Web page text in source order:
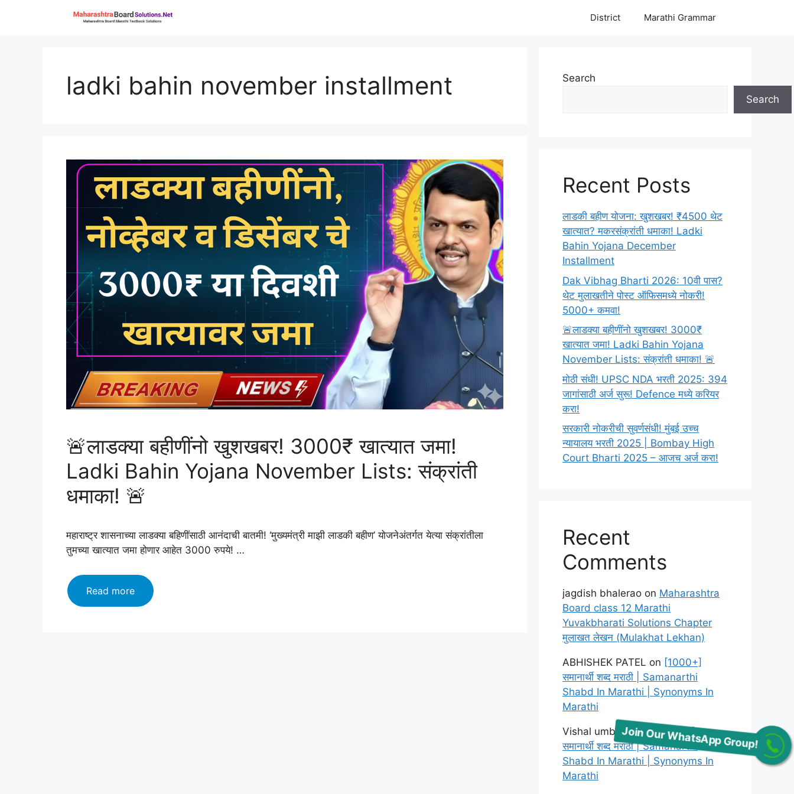
District Marathi Grammar
ladki bahin november installment
🚨लाडक्या बहीणींनो खुशखबर! 3000₹ खात्यात जमा!
Ladki Bahin Yojana November Lists: संक्रांती
धमाका! 🚨
महाराष्ट्र शासनाच्या लाडक्या बहिणींसाठी आनंदाची बातमी! ‘मुख्यमंत्री माझी लाडकी बहीण’ योजनेअंतर्गत येत्या संक्रांतीला
तुमच्या खात्यात जमा होणार आहेत 3000 रुपये! …
Read more🚨
लाडक्या
Search
Search
Recent Posts
लाडकी बहीण योजना: खुशखबर! ₹4500 थेट
खात्यात? मकरसंक्रांती धमाका! Ladki
Bahin Yojana December
Installment
Dak Vibhag Bharti 2026: 10वी पास?
थेट मुलाखतीने पोस्ट ऑफिसमध्ये नोकरी!
5000+ कमवा!
🚨लाडक्या बहीणींनो खुशखबर! 3000₹
खात्यात जमा! Ladki Bahin Yojana
November Lists: संक्रांती धमाका! 🚨
मोठी संधी! UPSC NDA भरती 2025: 394
जागांसाठी अर्ज सुरू! Defence मध्ये करियर
करा!
सरकारी नोकरीची सुवर्णसंधी! मुंबई उच्च
न्यायालय भरती 2025 | Bombay High
Court Bharti 2025 – आजच अर्ज करा!
Recent
Comments
jagdish bhalerao on Maharashtra
Board class 12 Marathi
Yuvakbharati Solutions Chapter
मुलाखत लेखन (Mulakhat Lekhan)
ABHISHEK PATEL on [1000+]
समानार्थी शब्द मराठी | Samanarthi
Shabd In Marathi | Synonyms In
Marathi
Vishal umbarkaron[1000+]
समानार्थी शब्द मराठी | Samanarthi
Shabd In Marathi | Synonyms In
Marathi
Join Our WhatsApp Group!